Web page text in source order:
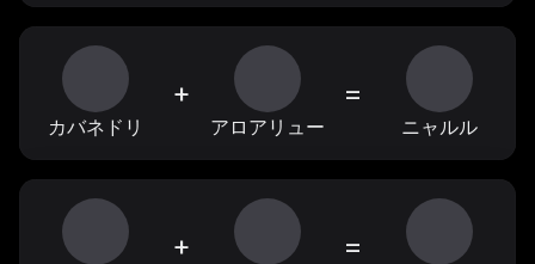
カバネドリ
+
アロアリュー
=
ニャルル
+ =